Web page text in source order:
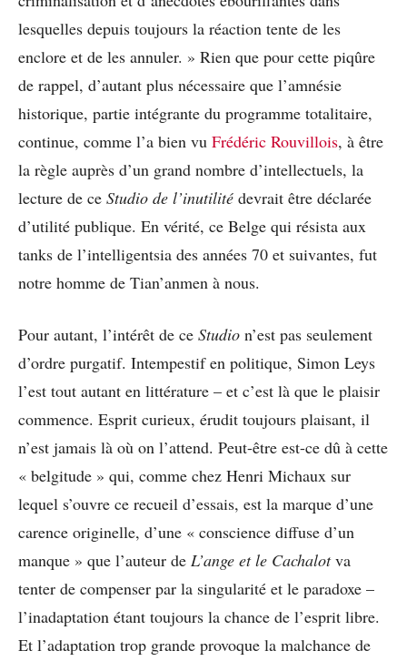
lesquelles depuis toujours la réaction tente de les
enclore et de les annuler. » Rien que pour cette piqûre
de rappel, d’autant plus nécessaire que l’amnésie
historique, partie intégrante du programme totalitaire,
continue, comme l’a bien vu Frédéric Rouvillois, à être
la règle auprès d’un grand nombre d’intellectuels, la
lecture de ce Studio de l’inutilité devrait être déclarée
d’utilité publique. En vérité, ce Belge qui résista aux
tanks de l’intelligentsia des années 70 et suivantes, fut
notre homme de Tian’anmen à nous.
Pour autant, l’intérêt de ce Studio n’est pas seulement
d’ordre purgatif. Intempestif en politique, Simon Leys
l’est tout autant en littérature – et c’est là que le plaisir
commence. Esprit curieux, érudit toujours plaisant, il
n’est jamais là où on l’attend. Peut-être est-ce dû à cette
« belgitude » qui, comme chez Henri Michaux sur
lequel s’ouvre ce recueil d’essais, est la marque d’une
carence originelle, d’une « conscience diffuse d’un
manque » que l’auteur de L’ange et le Cachalotva
tenter de compenser par la singularité et le paradoxe –
l’inadaptation étant toujours la chance de l’esprit libre.
Et l’adaptation trop grande provoque la malchance de